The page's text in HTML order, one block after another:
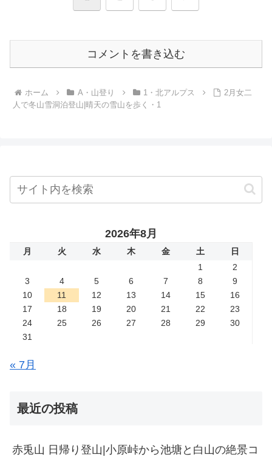
コメントを書き込む
ホーム A・山登り 1・北アルプス
2月女二
人で冬山雪洞泊登山|晴天の雪山を歩く・1
2026年8月
月 火 水 木 金 土
日
1
2
3
4 5 6 7 8
9
10
11 12 13 14 15
16
17
18 19 20 21 22
23
24
25 26 27 28 29
30
31
« 7月
最近の投稿
赤兎山 日帰り登山|小原峠から池塘と白山の絶景コ